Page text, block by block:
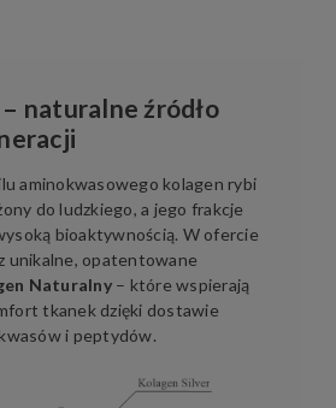
naturalne źródło
aminokwasowego kolagen rybi
do ludzkiego, a jego frakcje
bioaktywnością. W ofercie
unikalne, opatentowane
Naturalny– które wspierają
tkanek dzięki dostawie
i peptydów.